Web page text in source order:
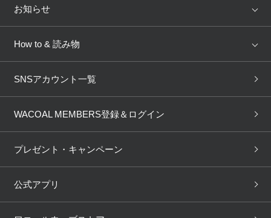
AMPHI une nana cool
OUR WACOAL
WACOAL Remamma Mens Innerwear
Licensed Brands
店舗を探す
ブラ無料診断
3Dボディスキャン
お知らせ
新着情報
商品回収
ニュース＆トピックス
How to & 読み物
下着の基礎知識
ブラパン ワコールスタイル
大人の工場見学inベトナム
人間科学研究開発センター見
学
SNSアカウント一覧
WACOAL MEMBERS登録＆ログイン
プレゼント・キャンペーン
公式アプリ